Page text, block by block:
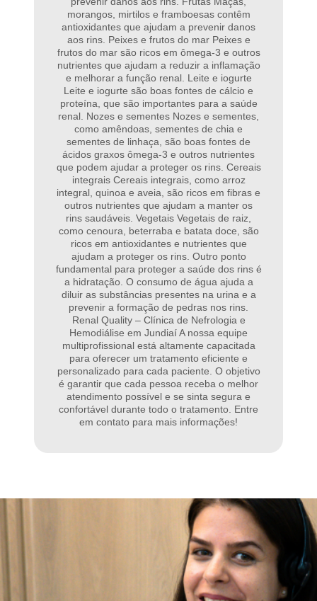
morangos, mirtilos e framboesas contêm
antioxidantes que ajudam a prevenir danos
aos rins. Peixes e frutos do mar Peixes e
frutos do mar são ricos em ômega-3 e outros
nutrientes que ajudam a reduzir a inflamação
e melhorar a função renal. Leite e iogurte
Leite e iogurte são boas fontes de cálcio e
proteína, que são importantes para a saúde
renal. Nozes e sementes Nozes e sementes,
como amêndoas, sementes de chia e
sementes de linhaça, são boas fontes de
ácidos graxos ômega-3 e outros nutrientes
que podem ajudar a proteger os rins. Cereais
integrais Cereais integrais, como arroz
integral, quinoa e aveia, são ricos em fibras e
outros nutrientes que ajudam a manter os
rins saudáveis. Vegetais Vegetais de raiz,
como cenoura, beterraba e batata doce, são
ricos em antioxidantes e nutrientes que
ajudam a proteger os rins. Outro ponto
fundamental para proteger a saúde dos rins é
a hidratação. O consumo de água ajuda a
diluir as substâncias presentes na urina e a
prevenir a formação de pedras nos rins.
Renal Quality – Clínica de Nefrologia e
Hemodiálise em Jundiaí A nossa equipe
multiprofissional está altamente capacitada
para oferecer um tratamento eficiente e
personalizado para cada paciente. O objetivo
é garantir que cada pessoa receba o melhor
atendimento possível e se sinta segura e
confortável durante todo o tratamento. Entre
em contato para mais informações!